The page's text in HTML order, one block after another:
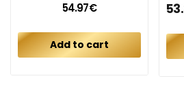
54.97€
Add to cart